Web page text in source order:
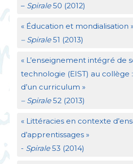
– Spirale50 (2012)
« Éducation et mondialisation
– Spirale51 (2013)
« L’enseignement intégré de
technologie (EIST) au collège
d’un curriculum »
– Spirale52 (2013)
« Littéracies en contexte
d’apprentissages »
- Spirale53 (2014)